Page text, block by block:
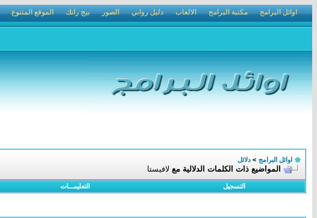
اوائل البرامج مكتبة البرامج الالعاب دليل روابي الصور بيج رانك الموقع المتنوع
اوائل البرامج > دلائل
المواضيع ذات الكلمات الدلالية مع لافيستا
التسجيل التعليمـــات